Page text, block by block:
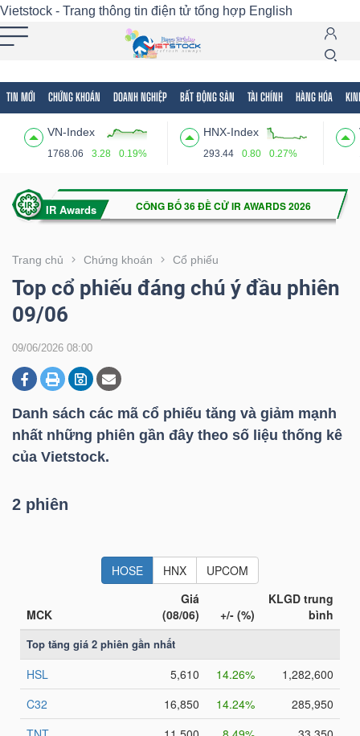
Vietstock - Trang thông tin điện tử tổng hợp English
TIN MỚI CHỨNG KHOÁN DOANH NGHIỆP BẤT ĐỘNG SẢN TÀI CHÍNH HÀNG HÓA
VN-Index
1768.06 3.28 0.19%
HNX-Index
293.44 0.80 0.27%
Trang chủ Chứng khoán Cổ phiếu
Top cổ phiếu đáng chú ý đầu phiên
09/06
09/06/2026 08:00
Danh sách các mã cổ phiếu tăng và giảm mạnh
nhất những phiên gần đây theo số liệu thống kê
của Vietstock.
2 phiên
Tất cả Tính năng Ngành Mã chứng khoán
Tính
(-)
VIETSTOCK
CHỨNG
DOANH
NGHIỆP
BẤT
TÀI
CHÍNH
HÀNG